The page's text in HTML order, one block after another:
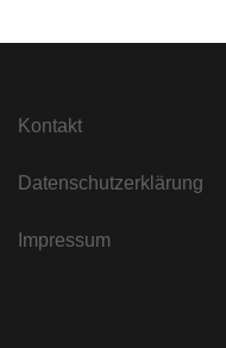
Kontakt
Datenschutzerklärung
Impressum